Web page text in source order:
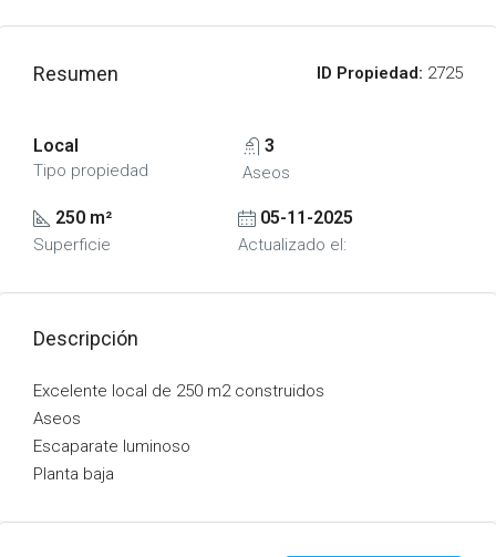
Resumen ID Propiedad: 2725
Local
Tipo propiedad
3
Aseos
250 m²
Superficie
05-11-2025
Actualizado el:
Descripción
Excelente local de 250 m2 construidos
Aseos
Escaparate luminoso
Planta baja